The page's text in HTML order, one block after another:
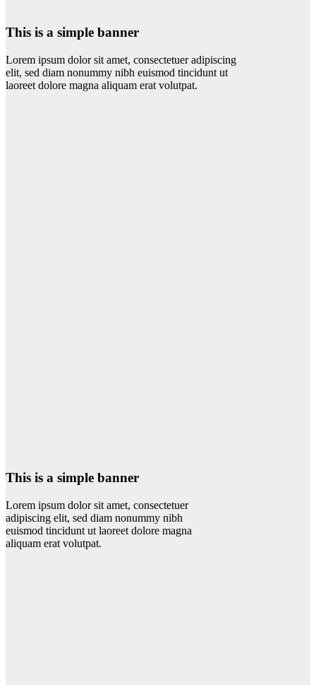
This is a simple banner
Lorem ipsum dolor sit amet, consectetuer adipiscing
elit, sed diam nonummy nibh euismod tincidunt ut
laoreet dolore magna aliquam erat volutpat.
This is a simple banner
Lorem ipsum dolor sit amet, consectetuer
adipiscing elit, sed diam nonummy nibh
euismod tincidunt ut laoreet dolore magna
aliquam erat volutpat.